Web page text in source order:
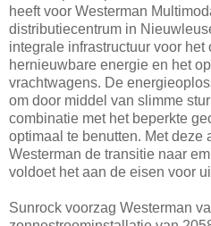
heeft voor Westerman
distributiecentrum in
integrale infrastructuur voor
hernieuwbare energie en het
vrachtwagens. De
om door middel van slimme
combinatie met het beperkte
optimaal te benutten. Met deze
Westerman de transitie naar
voldoet het aan de eisen voor
Sunrock voorzag Westerman